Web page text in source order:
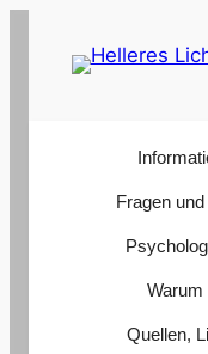
Fragen
Warum
Quellen,